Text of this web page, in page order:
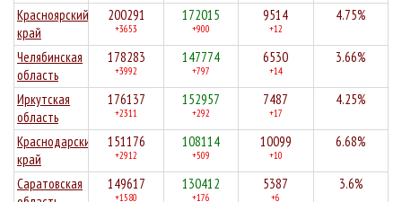
Красноярский
край
200291
+3653
172015
+900
9514
+12
4.75%
Челябинская
область
178283
+3992
147774
+797
6530
+14
3.66%
Иркутская
область
176137
+2311
152957
+292
7487
+17
4.25%
Краснодарский
край
151176
+2912
108114
+509
10099
+10
6.68%
Саратовская
149617
+1580
130412
+176
5387
+6
3.6%